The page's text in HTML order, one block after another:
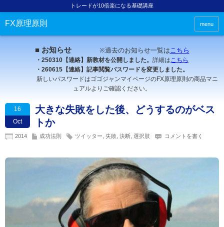
トレードが10倍楽になる基礎講座
FX原理原則 menu
■ お知らせ ※過去のお知らせ一覧はこちら
・250310【連絡】新教材を公開しました。 詳細はこちら
・260615【連絡】記事閲覧パスワードを変更しました。
新しいパスワードはゴゴジャンマイページのFX原理原則の商品マニ
ュアルよりご確認ください。
16
Oct
大きな失敗をした後、どうするのがベス
トか
2014 成功法則 ツイッター 失敗 決断 選択肢 コメントを書く